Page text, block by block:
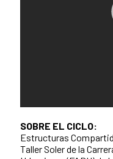
SOBRE EL CICLO:
Estructuras
Taller Soler de la